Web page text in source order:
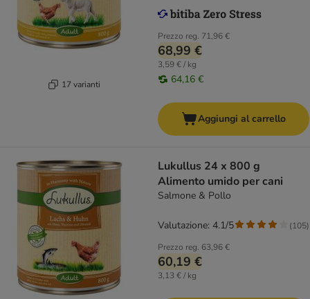
17 varianti
Prezzo reg. 71,96 €
68,99 €
3,59 € / kg
64,16 €
Aggiungi al carrello
Lukullus 24 x 800 g
Alimento umido per cani
Salmone & Pollo
Prezzo reg. 63,96 €
60,19 €
3,13 € / kg
Valutazione: 4.1/5 (105)